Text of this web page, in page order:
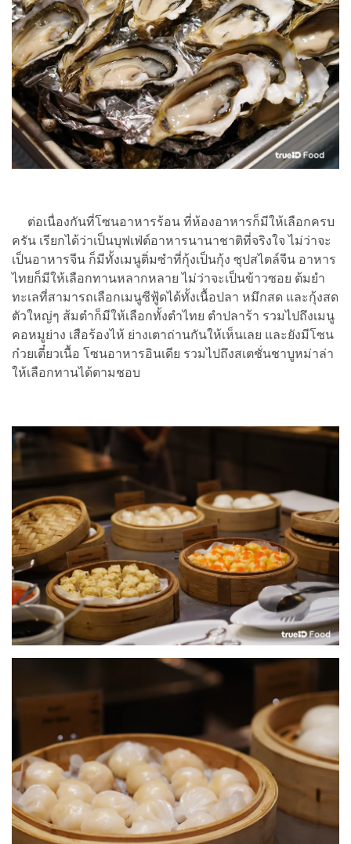
ต่อเนื่องกันที่โซนอาหารร้อน ที่ห้องอาหารก็มีให้เลือกครบ
ครัน เรียกได้ว่าเป็นบุฟเฟ่ต์อาหารนานาชาติที่จริงใจ ไม่ว่าจะ
เป็นอาหารจีน ก็มีทั้งเมนูติ่มซำที่กุ้งเป็นกุ้ง ซุปสไตล์จีน อาหาร
ไทยก็มีให้เลือกทานหลากหลาย ไม่ว่าจะเป็นข้าวซอย ต้มยำ
ทะเลที่สามารถเลือกเมนูซีฟู้ดได้ทั้งเนื้อปลา หมึกสด และกุ้งสด
ตัวใหญ่ๆ ส้มตำก็มีให้เลือกทั้งตำไทย ตำปลาร้า รวมไปถึงเมนู
คอหมูย่าง เสือร้องไห้ ย่างเตาถ่านกันให้เห็นเลย และยังมีโซน
ก๋วยเตี๋ยวเนื้อ โซนอาหารอินเดีย รวมไปถึงสเตชั่นชาบูหม่าล่า
ให้เลือกทานได้ตามชอบ